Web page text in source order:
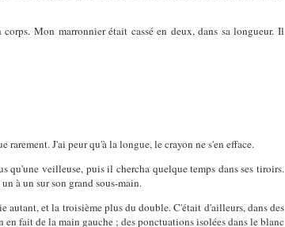
Mon marronnier était cassé en deux, dans sa longueur. Il
J'ai peur qu'à la longue, le crayon ne s'en efface.
qu'une veilleuse, puis il chercha quelque temps dans ses tiroirs.
à un sur son grand sous-main.
autant, et la troisième plus du double. C'était d'ailleurs, dans des
fait de la main gauche ; des ponctuations isolées dans le blanc